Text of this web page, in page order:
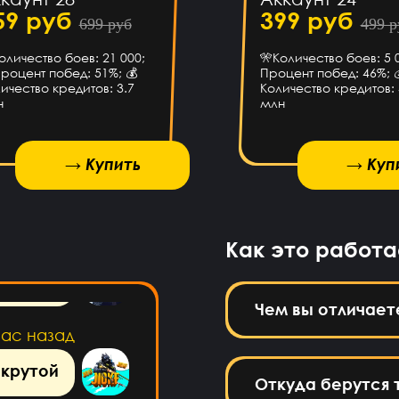
руб699 руб
боев: 21 000;
побед: 51%; 💰
кредитов: 3.7
→ Купить
399 руб499
🎌Количество боев: 5
Процент побед: 46%;
Количество кредитов:
млн
→
→ Купить
назад
сайт!
назад
спс
топ
назад
Как это
Чем вы
Откуда берутся